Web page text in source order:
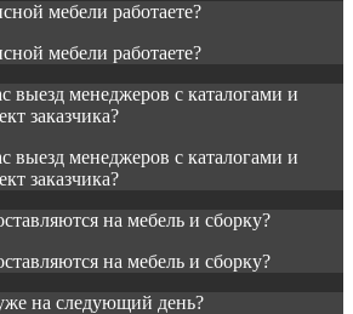
мебели работаете?
мебели работаете?
выезд менеджеров с каталогами и
заказчика?
выезд менеджеров с каталогами и
заказчика?
на мебель и сборку?
на мебель и сборку?
на следующий день?